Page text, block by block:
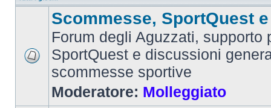
Scommesse, SportQuest
Forum degli Aguzzati, supporto
SportQuest e discussioni
scommesse sportive
Moderatore: Molleggiato